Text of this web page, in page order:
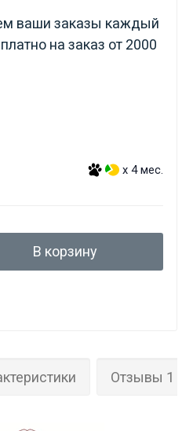
ваши заказы каждый
на заказ от 2000
x 4 мес.
В корзину
Отзывы 1